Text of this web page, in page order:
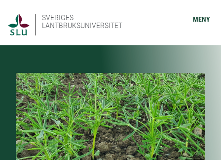
SVERIGES
LANTBRUKSUNIVERSITET
MENY